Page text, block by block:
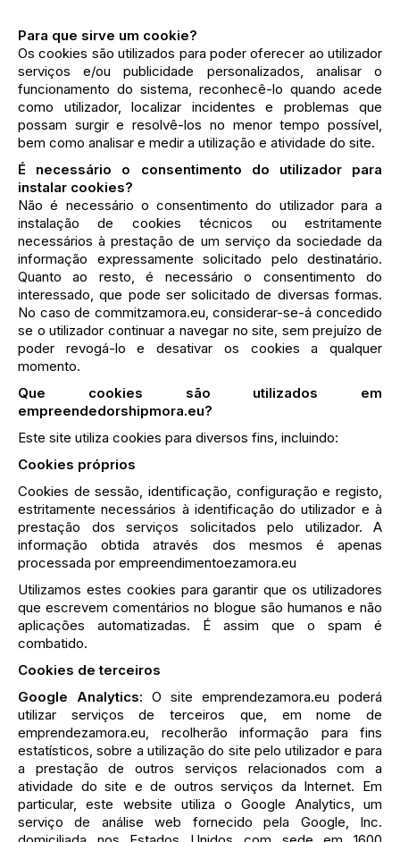
Para que sirve um cookie?
Os cookies são utilizados para poder oferecer ao utilizador
serviços e/ou publicidade personalizados, analisar o
funcionamento do sistema, reconhecê-lo quando acede
como utilizador, localizar incidentes e problemas que
possam surgir e resolvê-los no menor tempo possível,
bem como analisar e medir a utilização e atividade do site.
É necessário o consentimento do utilizador para
instalar cookies?
Não é necessário o consentimento do utilizador para a
instalação de cookies técnicos ou estritamente
necessários à prestação de um serviço da sociedade da
informação expressamente solicitado pelo destinatário.
Quanto ao resto, é necessário o consentimento do
interessado, que pode ser solicitado de diversas formas.
No caso de commitzamora.eu, considerar-se-á concedido
se o utilizador continuar a navegar no site, sem prejuízo de
poder revogá-lo e desativar os cookies a qualquer
momento.
Que cookies são utilizados em
empreendedorshipmora.eu?
Este site utiliza cookies para diversos fins, incluindo:
Cookies próprios
Cookies de sessão, identificação, configuração e registo,
estritamente necessários à identificação do utilizador e à
prestação dos serviços solicitados pelo utilizador. A
informação obtida através dos mesmos é apenas
processada por empreendimentoezamora.eu
Utilizamos estes cookies para garantir que os utilizadores
que escrevem comentários no blogue são humanos e não
aplicações automatizadas. É assim que o spam é
combatido.
Cookies de terceiros
Google Analytics: O site emprendezamora.eu poderá
utilizar serviços de terceiros que, em nome de
emprendezamora.eu, recolherão informação para fins
estatísticos, sobre a utilização do site pelo utilizador e para
a prestação de outros serviços relacionados com a
atividade do site e de outros serviços da Internet. Em
particular, este website utiliza o Google Analytics, um
serviço de análise web fornecido pela Google, Inc.